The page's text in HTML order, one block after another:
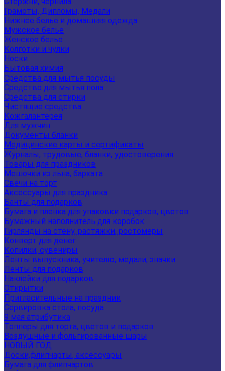
Грамоты, Дипломы, Медали
Нижнее белье и домашняя одежда
Мужское белье
Женское белье
Колготки и чулки
Носки
Бытовая химия
Средства для мытья посуды
Средство для мытья пола
Средства для стирки
Чистящие средства
Кожгалантерея
Для мужчин
Документы бланки
Медицинские карты и сертификаты
Журналы, трудовые, бланки, удостоверения
Товары для праздников
Мешочки из льна, бархата
Свечи на торт
Аксессуары для праздника
Банты для подарков
Бумага и пленка для упаковки подарков, цветов
Бумажный наполнитель для коробок
Гирлянды на стену, растяжки, ростомеры
Конверт для денег
Копилки, сувениры
Ленты выпускника, учителю, медали, значки
Ленты для подарков
Наклейки для подарков
Открытки
Пригласительные на праздник
Сервировка стола, посуда
9 мая атрибутика
Топперы для торта, цветов и подарков
Воздушные и фольгированные шары
НОВЫЙ ГОД
Доски,флипчарты, аксессуары
Бумага для флипчартов